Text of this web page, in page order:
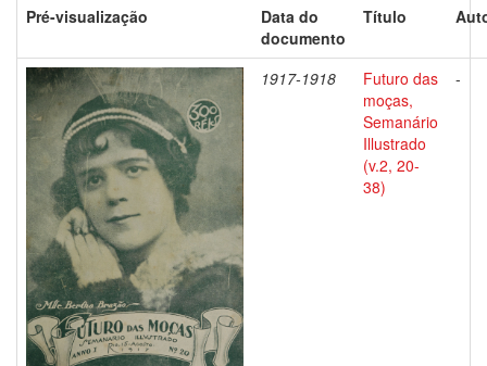
Pré-visualização
Data do
documento
Título
1917-1918
Futuro das
moças,
Semanário
Illustrado
(v.2, 20-
38)
-